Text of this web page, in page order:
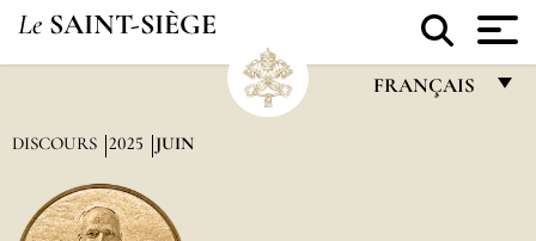
Le SAINT-SIÈGE
FRANÇAIS
DISCOURS 2025 JUIN